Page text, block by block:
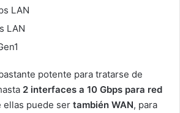
LAN
LAN
potente para tratarse de
2 interfaces a 10 Gbps para red
ellas puede ser también WAN, para